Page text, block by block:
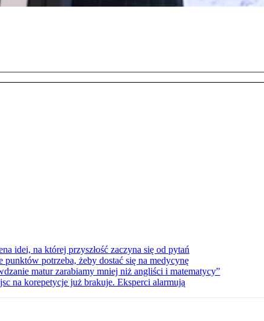
idei, na której przyszłość zaczyna się od pytań
potrzeba, żeby dostać się na medycynę
matur zarabiamy mniej niż angliści i matematycy”
na korepetycje już brakuje. Eksperci alarmują